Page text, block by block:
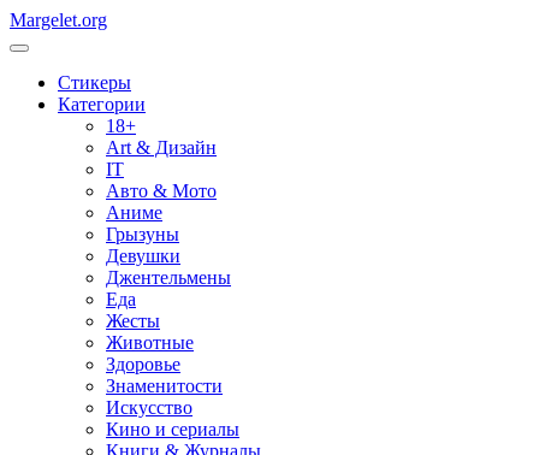
Margelet.org
Стикеры
Категории
18+
Art & Дизайн
IT
Авто & Мото
Аниме
Грызуны
Девушки
Джентельмены
Еда
Жесты
Животные
Здоровье
Знаменитости
Искусство
Кино и сериалы
Книги & Журналы